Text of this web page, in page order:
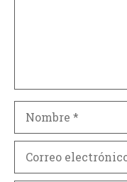
electrónico